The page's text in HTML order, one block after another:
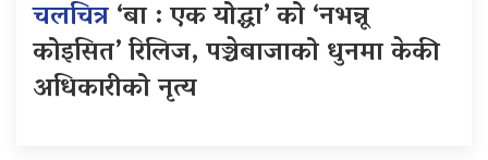
चलचित्र‘बा : एक योद्धा’ को ‘नभन्नू
कोइसित’ रिलिज, पञ्चेबाजाको धुनमा केकी
अधिकारीको नृत्य